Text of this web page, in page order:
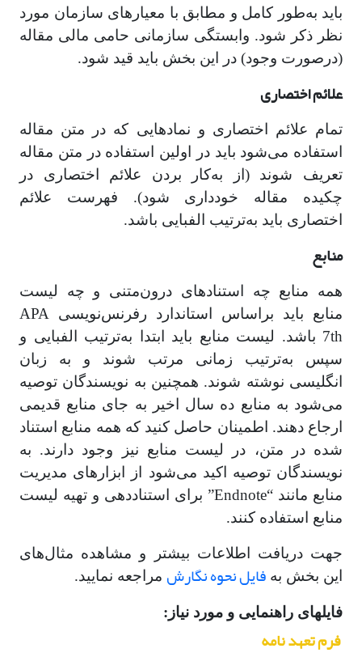
باید به‌طور کامل و مطابق با معیارهای سازمان مورد
نظر ذکر شود. وابستگی سازمانی حامی مالی مقاله
(درصورت وجود) در این بخش باید قید شود.
علائم اختصاری
تمام علائم اختصاری و نمادهایی که در متن مقاله
استفاده می‌شود باید در اولین استفاده در متن مقاله
تعریف شوند (از به‌کار بردن علائم اختصاری در
چکیده مقاله خودداری شود). فهرست علائم
اختصاری باید به‌ترتیب الفبایی باشد.
منابع
همه منابع چه استنادهای درون‌متنی و چه لیست
منابع باید براساس استاندارد رفرنس‌نویسی APA
7th باشد. لیست منابع باید ابتدا به‌ترتیب الفبایی و
سپس به‌ترتیب زمانی مرتب شوند و به زبان
انگلیسی نوشته شوند. همچنین به نویسندگان توصیه
می‌شود به منابع ده سال اخیر به جای منابع قدیمی
ارجاع دهند. اطمینان حاصل کنید که همه منابع استناد
شده در متن، در لیست منابع نیز وجود دارند. به
نویسندگان توصیه اکید می‌شود از ابزارهای مدیریت
منابع مانند “Endnote” برای استناددهی و تهیه لیست
منابع استفاده کنند.
جهت دریافت اطلاعات بیشتر و مشاهده مثال‌های
این بخش به فایل نحوه نگارش مراجعه نمایید.
فایلهای راهنمایی و مورد نیاز:
فرم تعهد نامه